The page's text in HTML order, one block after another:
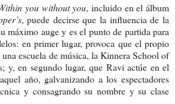
you without you, incluido en el álbum
, puede decirse que la influencia de la
máximo auge y es el punto de partida para
en primer lugar, provoca que el propio
escuela de música, la Kinnera School of
y, en segundo lugar, que Ravi actúe en el
año, galvanizando a los espectadores
y consagrando su nombre y su clase